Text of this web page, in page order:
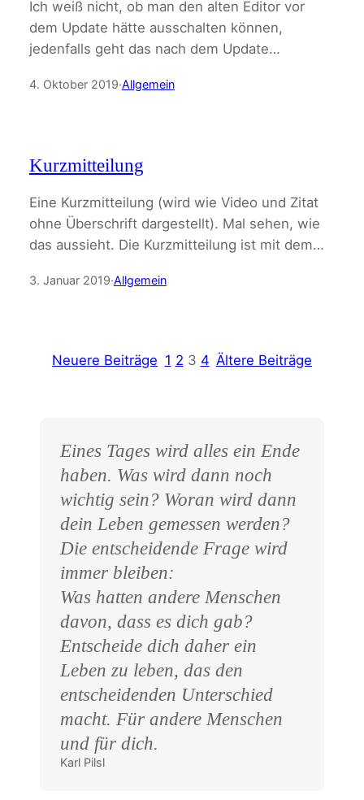
Ich weiß nicht, ob man den alten Editor vor
dem Update hätte ausschalten können,
jedenfalls geht das nach dem Update…
4. Oktober 2019·Allgemein
Kurzmitteilung
Eine Kurzmitteilung (wird wie Video und Zitat
ohne Überschrift dargestellt). Mal sehen, wie
das aussieht. Die Kurzmitteilung ist mit dem…
3. Januar 2019·Allgemein
Neuere Beiträge 1 2 3 4 Ältere Beiträge
Eines Tages wird alles ein Ende
haben. Was wird dann noch
wichtig sein? Woran wird dann
dein Leben gemessen werden?
Die entscheidende Frage wird
immer bleiben:
Was hatten andere Menschen
davon, dass es dich gab?
Entscheide dich daher ein
Leben zu leben, das den
entscheidenden Unterschied
macht. Für andere Menschen
und für dich.
Karl Pilsl